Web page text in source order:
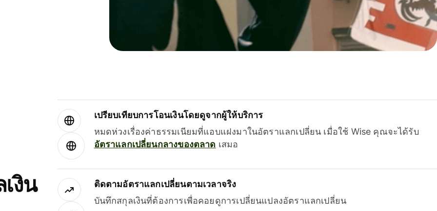
งิน
เปรียบเทียบการโอนเงินโดยดูจากผู้ให้บริการ
หมดห่วงเรื่องค่าธรรมเนียมที่แอบแฝงมาในอัตราแลกเปลี่ยน เมื่อใช้ Wise คุณจะได้รับ
อัตราแลกเปลี่ยนกลางของตลาด เสมอ
ติดตามอัตราแลกเปลี่ยนตามเวลาจริง
บันทึกสกุลเงินที่ต้องการเพื่อคอยดูการเปลี่ยนแปลงอัตราแลกเปลี่ยน